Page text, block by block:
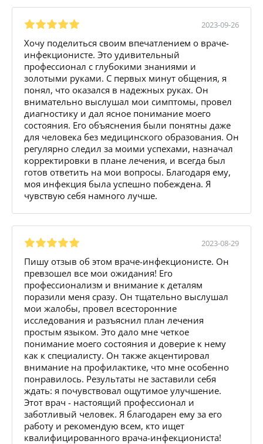
2023-09-26
Хочу поделиться своим впечатлением о враче-
инфекционисте. Это удивительный
профессионал с глубокими знаниями и
золотыми руками. С первых минут общения, я
понял, что оказался в надежных руках. Он
внимательно выслушал мои симптомы, провел
диагностику и дал ясное понимание моего
состояния. Его объяснения были понятны даже
для человека без медицинского образования. Он
регулярно следил за моими успехами, назначал
корректировки в плане лечения, и всегда был
готов ответить на мои вопросы. Благодаря ему,
моя инфекция была успешно побеждена. Я
чувствую себя намного лучше.
2023-08-29
Пишу отзыв об этом враче-инфекционисте. Он
превзошел все мои ожидания! Его
профессионализм и внимание к деталям
поразили меня сразу. Он тщательно выслушал
мои жалобы, провел всесторонние
исследования и разъяснил план лечения
простым языком. Это дало мне четкое
понимание моего состояния и доверие к нему
как к специалисту. Он также акцентировал
внимание на профилактике, что мне особенно
понравилось. Результаты не заставили себя
ждать: я почувствовал ощутимое улучшение.
Этот врач - настоящий профессионал и
заботливый человек. Я благодарен ему за его
работу и рекомендую всем, кто ищет
квалифицированного врача-инфекциониста!